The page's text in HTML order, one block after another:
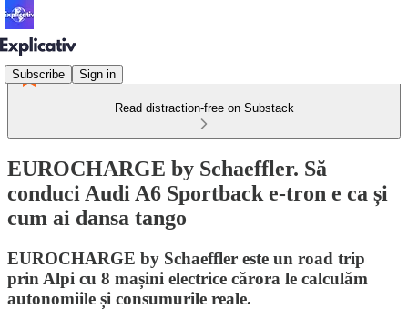
Subscribe Sign in
Read distraction-free on Substack
EUROCHARGE by Schaeffler. Să
conduci Audi A6 Sportback e-tron e ca și
cum ai dansa tango
EUROCHARGE by Schaeffler este un road trip
prin Alpi cu 8 mașini electrice cărora le calculăm
autonomiile și consumurile reale.